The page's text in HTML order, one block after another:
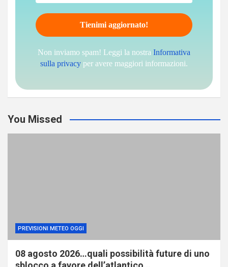
Non inviamo spam! Leggi la nostra Informativa
sulla privacy per avere maggiori informazioni.
You Missed
PREVISIONI METEO OGGI
08 agosto 2026…quali possibilità future di uno